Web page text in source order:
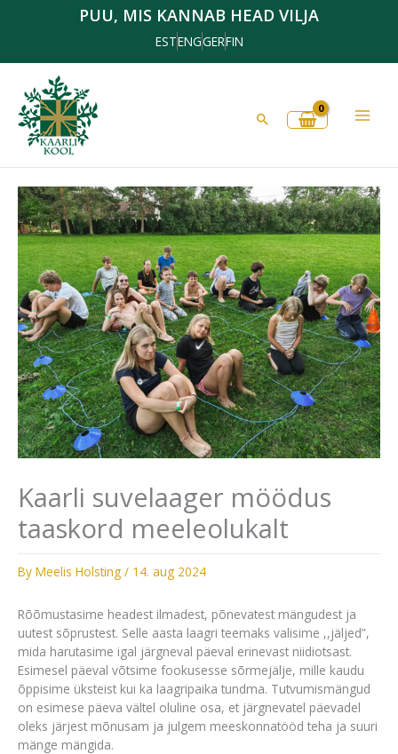
PUU, MIS KANNAB HEAD VILJA
ESTENGGERFIN
Search
Kaarli suvelaager möödus
taaskord meeleolukalt
By Meelis Holsting / 14. aug 2024
Rõõmustasime headest ilmadest, põnevatest mängudest ja
uutest sõprustest. Selle aasta laagri teemaks valisime ,,jäljed”,
mida harutasime igal järgneval päeval erinevast niidiotsast.
Esimesel päeval võtsime fookusesse sõrmejälje, mille kaudu
õppisime üksteist kui ka laagripaika tundma. Tutvumismängud
on esimese päeva vältel oluline osa, et järgnevatel päevadel
oleks järjest mõnusam ja julgem meeskonnatööd teha ja suuri
mänge mängida.